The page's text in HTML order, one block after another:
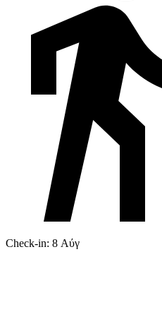
Check-in: 8 Αύγ